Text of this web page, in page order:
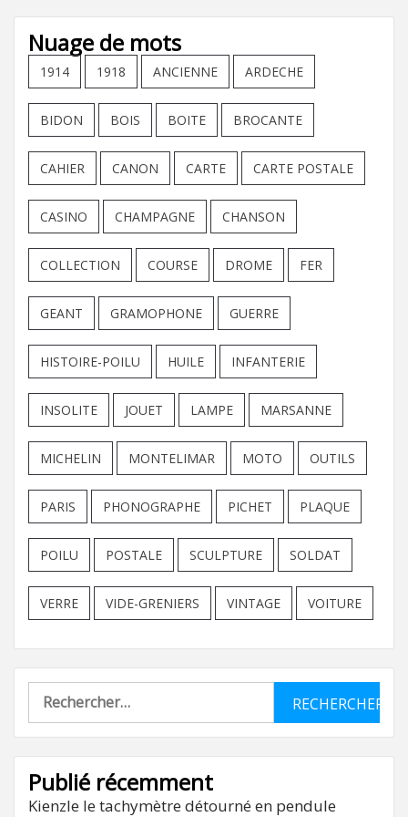
Nuage de mots
1914 1918 ANCIENNE ARDECHE
BIDON BOIS BOITE BROCANTE
CAHIER CANON CARTE CARTE POSTALE
CASINO CHAMPAGNE CHANSON
COLLECTION COURSE DROME FER
GEANT GRAMOPHONE GUERRE
HISTOIRE-POILU HUILE INFANTERIE
INSOLITE JOUET LAMPE MARSANNE
MICHELIN MONTELIMAR MOTO OUTILS
PARIS PHONOGRAPHE PICHET PLAQUE
POILU POSTALE SCULPTURE SOLDAT
VERRE VIDE-GRENIERS VINTAGE VOITURE
Rechercher :
Publié récemment
Kienzle le tachymètre détourné en pendule